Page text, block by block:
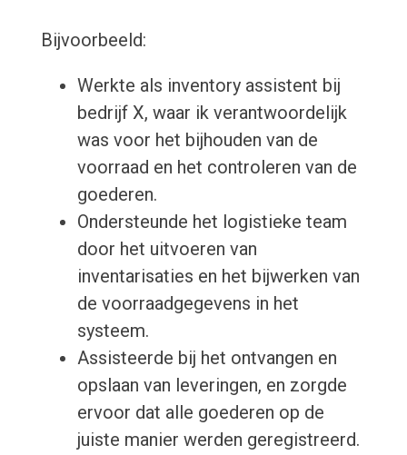
Bijvoorbeeld:
Werkte als inventory assistent bij
bedrijf X, waar ik verantwoordelijk
was voor het bijhouden van de
voorraad en het controleren van de
goederen.
Ondersteunde het logistieke team
door het uitvoeren van
inventarisaties en het bijwerken van
de voorraadgegevens in het
systeem.
Assisteerde bij het ontvangen en
opslaan van leveringen, en zorgde
ervoor dat alle goederen op de
juiste manier werden geregistreerd.